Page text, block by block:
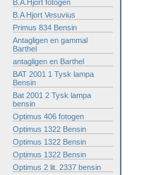
B.A.Hjort fotogen
B.A Hjort Vesuvius
Primus 834 Bensin
Antagligen en gammal
Barthel
antagligen en Barthel
BAT 2001 1 Tysk lampa
Bensin
Bat 2001 2 Tysk lampa
bensin
Optimus 406 fotogen
Optimus 1322 Bensin
Optimus 1322 Bensin
Optimus 1322 Bensin
Optimus 2 lit. 2337 bensin